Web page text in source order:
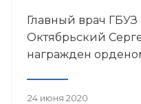
Главный врач
Октябрьский
награжден
24 июня 2020